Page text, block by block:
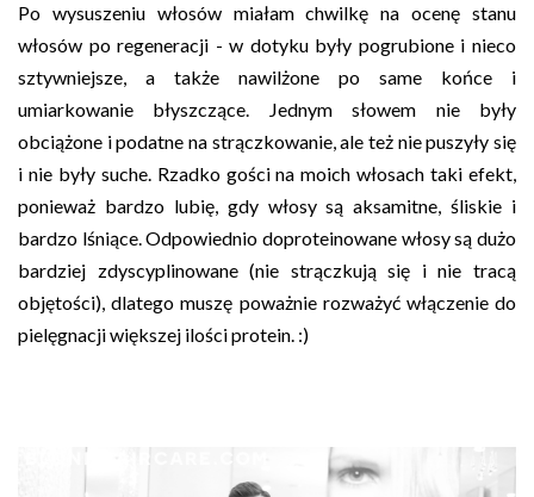
Po wysuszeniu włosów miałam chwilkę na ocenę stanu
włosów po regeneracji - w dotyku były pogrubione i nieco
sztywniejsze, a także nawilżone po same końce i
umiarkowanie błyszczące. Jednym słowem nie były
obciążone i podatne na strączkowanie, ale też nie puszyły się
i nie były suche. Rzadko gości na moich włosach taki efekt,
ponieważ bardzo lubię, gdy włosy są aksamitne, śliskie i
bardzo lśniące. Odpowiednio doproteinowane włosy są dużo
bardziej zdyscyplinowane (nie strączkują się i nie tracą
objętości), dlatego muszę poważnie rozważyć włączenie do
pielęgnacji większej ilości protein. :)